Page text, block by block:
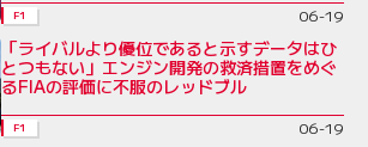
F1 06-19
「ライバルより優位であると示すデータはひ
とつもない」エンジン開発の救済措置をめぐ
るFIAの評価に不服のレッドブル
F1 06-19